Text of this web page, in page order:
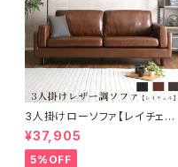
3人掛けローソファ【レイチェル
Rachel-】（3人掛け ローソファ
ー） HT-3015
¥37,905
5%OFF